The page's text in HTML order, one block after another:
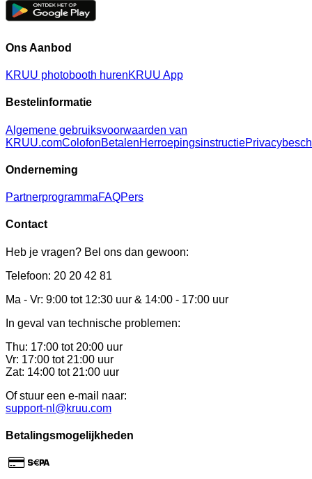
Ons Aanbod
KRUU photobooth hurenKRUU App
Bestelinformatie
Algemene gebruiksvoorwaarden van
KRUU.comColofonBetalenHerroepingsinstructie
Onderneming
PartnerprogrammaFAQPers
Contact
Heb je vragen? Bel ons dan gewoon:
Telefoon: 20 20 42 81
Ma - Vr: 9:00 tot 12:30 uur & 14:00 - 17:00 uur
In geval van technische problemen:
Thu: 17:00 tot 20:00 uur
Vr: 17:00 tot 21:00 uur
Zat: 14:00 tot 21:00 uur
Of stuur een e-mail naar:
support-nl@kruu.com
Betalingsmogelijkheden